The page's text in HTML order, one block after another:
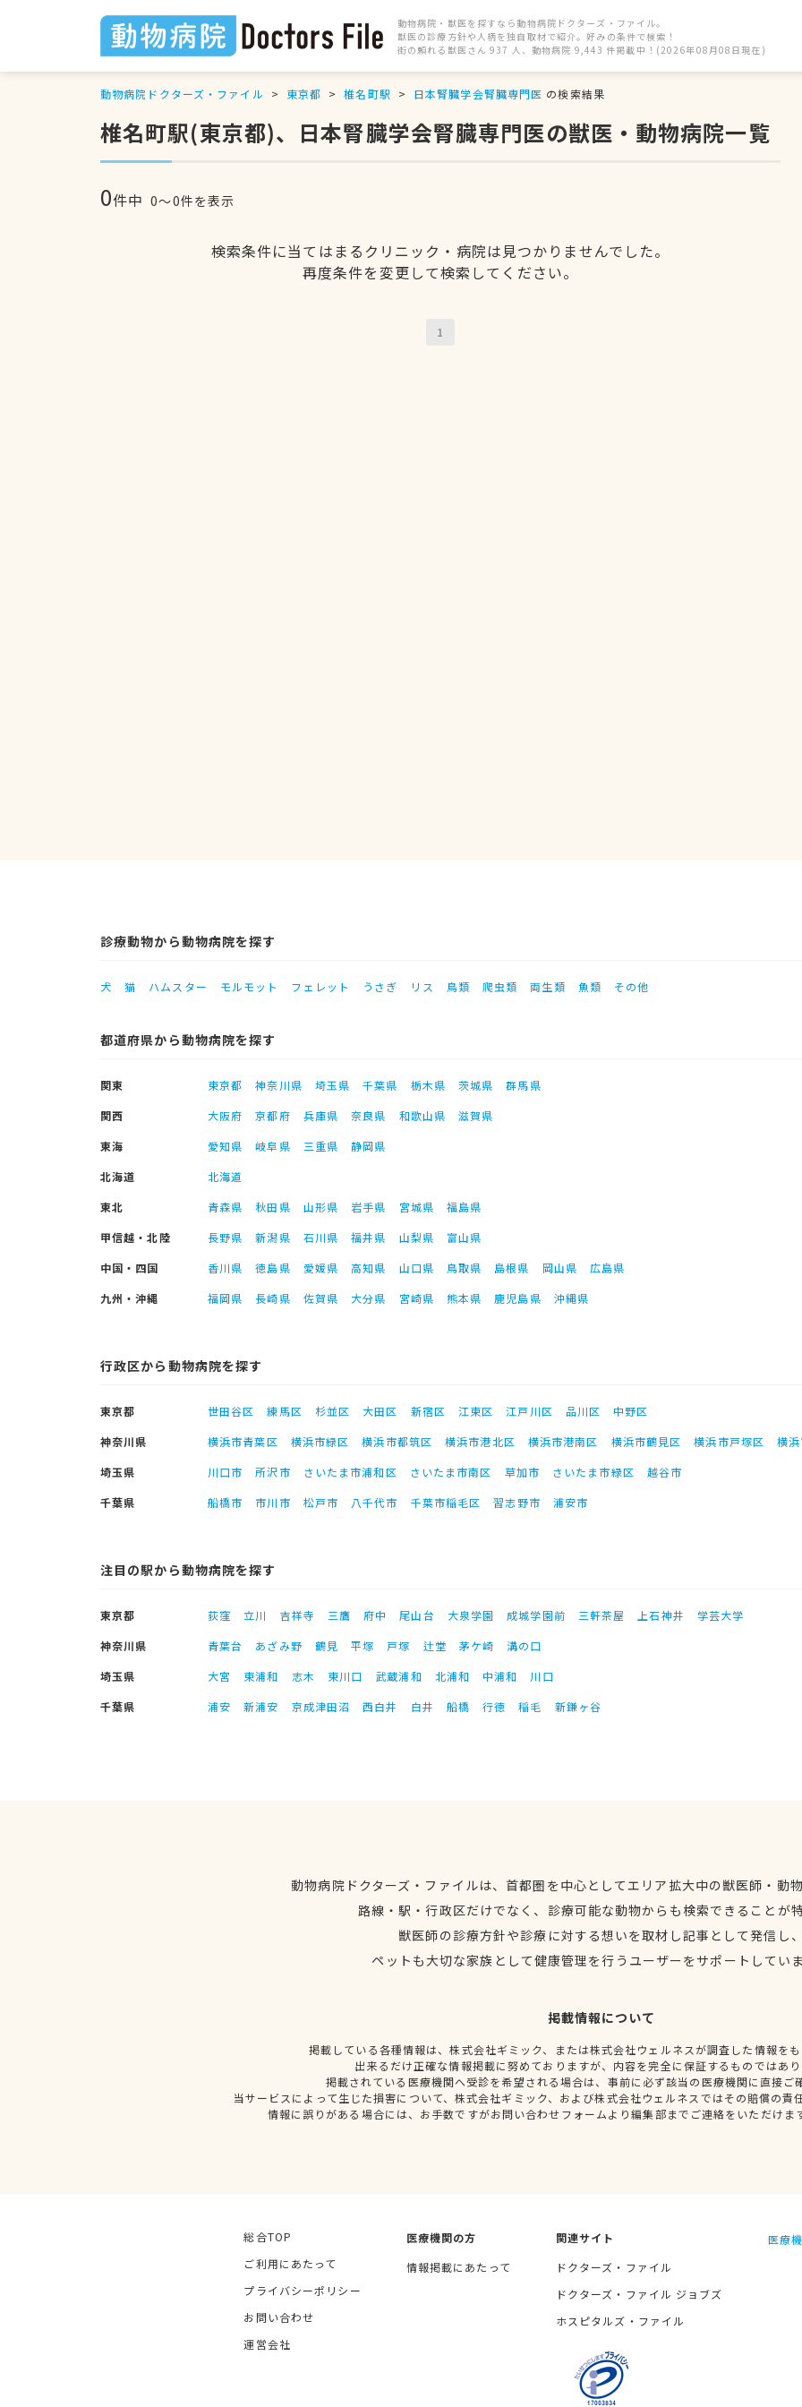
動物病院・獣医を探すなら動物病院ドクターズ・ファイル。
獣医の診療方針や人柄を独自取材で紹介。好みの条件で検索！
街の頼れる獣医さん 937 人、動物病院 9,443 件掲載中！(2026年08月08日現在)
動物病院ドクターズ・ファイル 東京都 椎名町駅 日本腎臓学会腎臓専門医 の検索結果
椎名町駅(東京都)、日本腎臓学会腎臓専門医の獣医・動物病院一覧
0件中 0〜0件を表示
検索条件に当てはまるクリニック・病院は見つかりませんでした。
再度条件を変更して検索してください。
1
診療動物から動物病院を探す
犬 猫 ハムスター モルモット フェレット うさぎ リス 鳥類 爬虫類 両生類 魚類 その他
都道府県から動物病院を探す
関東 東京都 神奈川県 埼玉県 千葉県 栃木県 茨城県
群馬県
関西
大阪府 京都府 兵庫県 奈良県 和歌山県
滋賀県
東海
愛知県 岐阜県 三重県
静岡県
北海道
北海道
東北
青森県 秋田県 山形県 岩手県 宮城県
福島県
甲信越・北陸
長野県 新潟県 石川県 福井県 山梨県
富山県
中国・四国
香川県 徳島県 愛媛県 高知県 山口県 鳥取県 島根県 岡山県
広島県
九州・沖縄
福岡県 長崎県 佐賀県 大分県 宮崎県 熊本県 鹿児島県 沖縄県
行政区から動物病院を探す
東京都 世田谷区 練馬区 杉並区 大田区 新宿区 江東区 江戸川区 品川区
中野区
神奈川県
横浜市青葉区 横浜市緑区 横浜市都筑区 横浜市港北区 横浜市港南区 横浜市鶴見区 横浜市戸塚区
横
埼玉県
川口市 所沢市 さいたま市浦和区 さいたま市南区 草加市 さいたま市緑区
越谷市
千葉県
船橋市 市川市 松戸市 八千代市 千葉市稲毛区 習志野市 浦安市
注目の駅から動物病院を探す
東京都 荻窪 立川 吉祥寺 三鷹 府中 尾山台 大泉学園 成城学園前 三軒茶屋 上石神井
学芸大学
神奈川県
青葉台 あざみ野 鶴見 平塚 戸塚 辻堂 茅ケ崎
溝の口
埼玉県
大宮 東浦和 志木 東川口 武蔵浦和 北浦和 中浦和
川口
千葉県
浦安 新浦安 京成津田沼 西白井 白井 船橋 行徳 稲毛 新鎌ヶ谷
動物病院ドクターズ・ファイルは、首都圏を中心としてエリア拡大中の獣医師・動
路線・駅・行政区だけでなく、診療可能な動物からも検索できることが
獣医師の診療方針や診療に対する想いを取材し記事として発信し
ペットも大切な家族として健康管理を行うユーザーをサポートしてい
掲載情報について
掲載している各種情報は、株式会社ギミック、または株式会社ウェルネスが調査した情報を
出来るだけ正確な情報掲載に努めておりますが、内容を完全に保証するものではあ
掲載されている医療機関へ受診を希望される場合は、事前に必ず該当の医療機関に直接ご
当サービスによって生じた損害について、株式会社ギミック、および株式会社ウェルネスではその賠償の責
情報に誤りがある場合には、お手数ですがお問い合わせフォームより編集部までご連絡をいただけま
総合TOP
ご利用にあたって
プライバシーポリシー
お問い合わせ
運営会社
医療機関の方
情報掲載にあたって
関連サイト
ドクターズ・ファイル
ドクターズ・ファイル ジョブズ
ホスピタルズ・ファイル
医療